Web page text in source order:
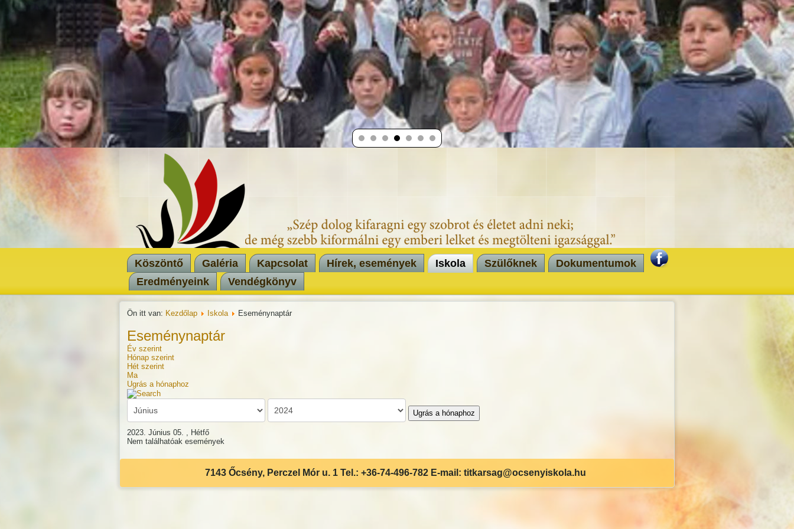
Köszöntő Galéria Kapcsolat Hírek, események Iskola Szülőknek
Dokumentumok
Eredményeink
Vendégkönyv
Ön itt van: Kezdőlap Iskola Eseménynaptár
Eseménynaptár
Év szerint
Hónap szerint
Hét szerint
Ma
Ugrás a hónaphoz
Ugrás a hónaphoz
2023. Június 05. , Hétfő
Nem találhatóak események
7143 Őcsény, Perczel Mór u. 1 Tel.: +36-74-496-782 E-mail: titkarsag@ocsenyiskola.hu